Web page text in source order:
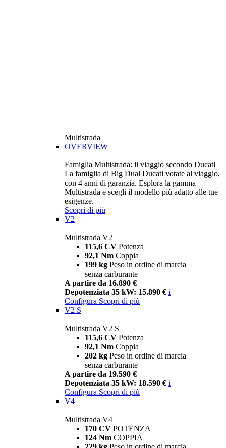
Multistrada
OVERVIEW
Famiglia Multistrada: il viaggio secondo Ducati
La famiglia di Big Dual Ducati votate al viaggio,
con 4 anni di garanzia. Esplora la gamma
Multistrada e scegli il modello più adatto alle tue
esigenze.
Scopri di più
V2
Multistrada V2
115,6 CV Potenza
92,1 Nm Coppia
199 kg Peso in ordine di marcia
senza carburante
A partire da 16.890 €
Depotenziata 35 kW: 15.890 € i
Configura Scopri di più
V2 S
Multistrada V2 S
115,6 CV Potenza
92,1 Nm Coppia
202 kg Peso in ordine di marcia
senza carburante
A partire da 19.590 €
Depotenziata 35 kW: 18.590 € i
Configura Scopri di più
V4
Multistrada V4
170 CV POTENZA
124 Nm COPPIA